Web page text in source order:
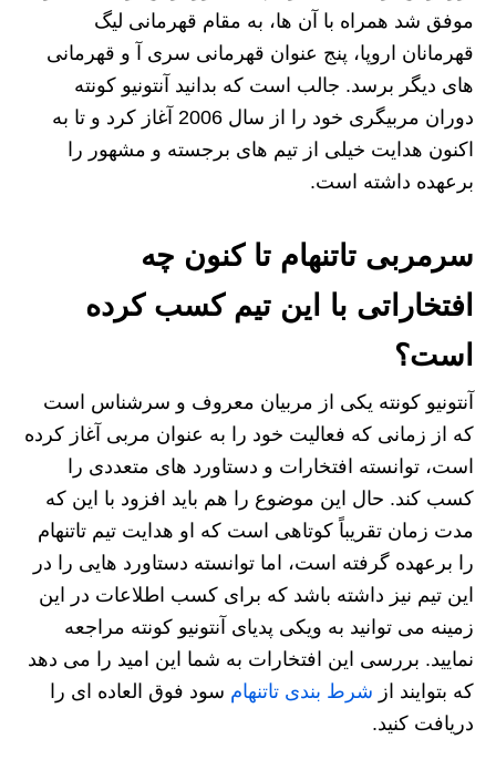
موفق شد همراه با آن‌ ها، به مقام قهرمانی لیگ
قهرمانان اروپا، پنج عنوان قهرمانی سری آ و قهرمانی‌
های دیگر برسد. جالب است که بدانید آنتونیو کونته
دوران مربیگری خود را از سال 2006 آغاز کرد و تا به
اکنون هدایت خیلی از تیم های برجسته و مشهور را
برعهده داشته است.
سرمربی تاتنهام تا کنون چه
افتخاراتی با این تیم کسب کرده
است؟
آنتونیو کونته یکی از مربیان معروف و سرشناس است
که از زمانی که فعالیت خود را به عنوان مربی آغاز کرده
است، توانسته افتخارات و دستاورد های متعددی را
کسب کند. حال این موضوع را هم باید افزود با این که
مدت زمان تقریباً کوتاهی است که او هدایت تیم تاتنهام
را برعهده گرفته است، اما توانسته دستاورد هایی را در
این تیم نیز داشته باشد که برای کسب اطلاعات در این
زمینه می‌ توانید به ویکی‌ پدیای آنتونیو کونته مراجعه
نمایید. بررسی این افتخارات به شما این امید را می دهد
که بتوایند از شرط بندی تاتنهام سود فوق العاده ای را
دریافت کنید.